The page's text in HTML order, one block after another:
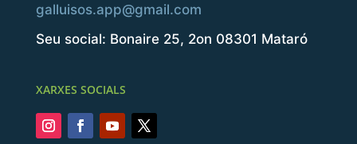
galluisos.app@gmail.com
Seu social: Bonaire 25, 2on 08301 Mataró
XARXES SOCIALS